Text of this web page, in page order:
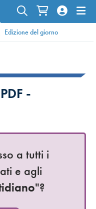
Edizione del giorno
-
a tutti i
e agli
"?